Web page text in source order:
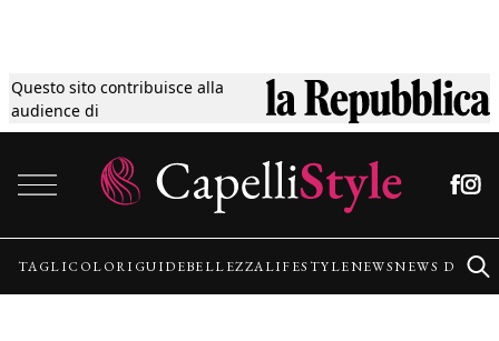
Questo sito contribuisce alla
audience di
Tagli
Colori
Guide
TAGLICOLORI GUIDEBELLEZZALIFESTYLENEWSNEWS